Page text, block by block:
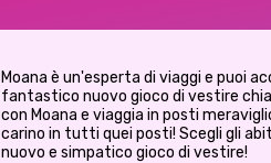
Moana è un'esperta di viaggi e puoi
fantastico nuovo gioco di vestire
con Moana e viaggia in posti
carino in tutti quei posti! Scegli gli
nuovo e simpatico gioco di vestire!